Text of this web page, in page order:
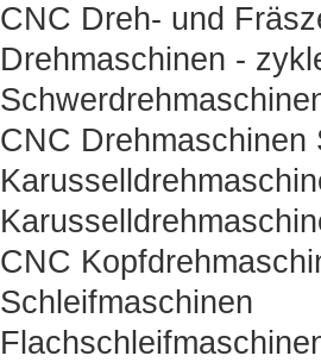
CNC Dreh- und
Drehmaschinen -
CNC Drehmaschinen
CNC
Schleifmaschinen